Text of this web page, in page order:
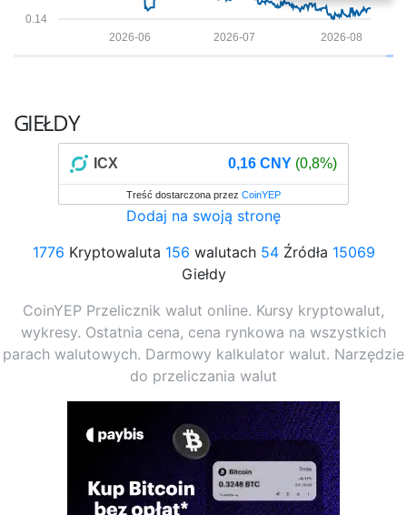
0.14
2026-08
2026-07
2026-06
GIEŁDY
ICX 0,16 CNY (0,8%)
Treść dostarczona przez CoinYEP
Dodaj na swoją stronę
1776 Kryptowaluta 156 walutach 54Źródła 15069
Giełdy
CoinYEP Przelicznik walut online. Kursy kryptowalut,
wykresy. Ostatnia cena, cena rynkowa na wszystkich
parach walutowych. Darmowy kalkulator walut. Narzędzie
do przeliczania walut